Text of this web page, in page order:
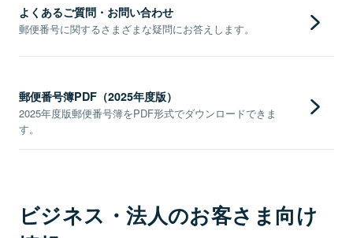
よくあるご質問・お問い合わせ
郵便番号に関するさまざまな疑問にお答えします。
郵便番号簿PDF（2025年度版）
2025年度版郵便番号簿をPDF形式でダウンロードできま
す。
ビジネス・法人のお客さま向け